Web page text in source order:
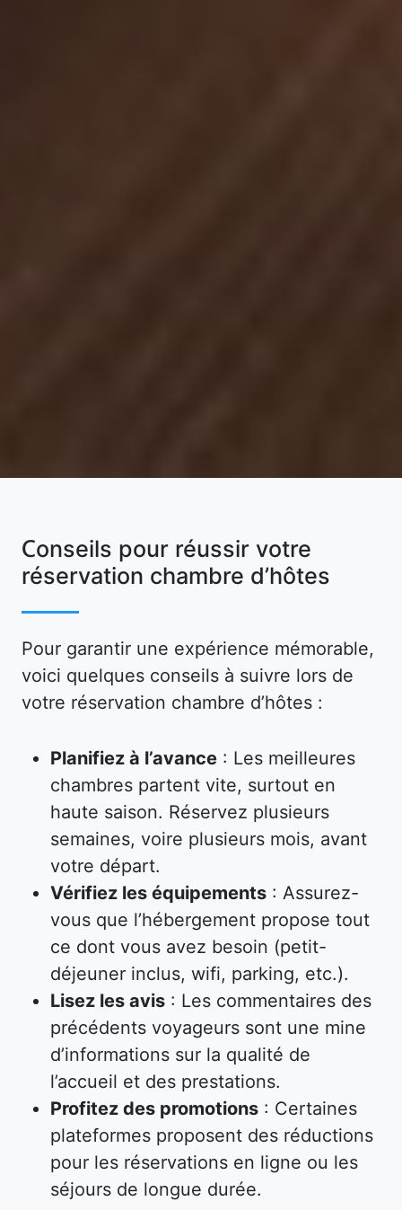
Conseils pour réussir votre
réservation chambre d’hôtes
Pour garantir une expérience mémorable,
voici quelques conseils à suivre lors de
votre réservation chambre d’hôtes :
Planifiez à l’avance : Les meilleures
chambres partent vite, surtout en
haute saison. Réservez plusieurs
semaines, voire plusieurs mois, avant
votre départ.
Vérifiez les équipements : Assurez-
vous que l’hébergement propose tout
ce dont vous avez besoin (petit-
déjeuner inclus, wifi, parking, etc.).
Lisez les avis : Les commentaires des
précédents voyageurs sont une mine
d’informations sur la qualité de
l’accueil et des prestations.
Profitez des promotions : Certaines
plateformes proposent des réductions
pour les réservations en ligne ou les
séjours de longue durée.